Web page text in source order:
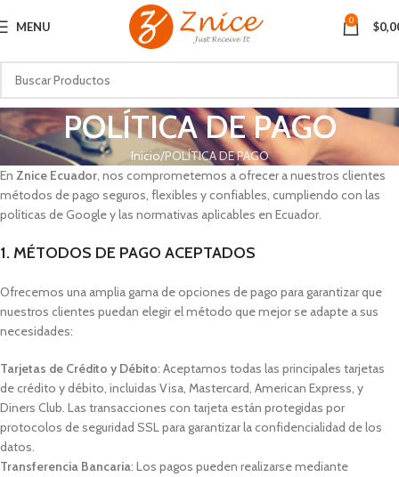
MENU 0 $
POLÍTICA DE PAGO
Inicio POLÍTICA DE PAGO
En Znice Ecuador, nos comprometemos a ofrecer a nuestros clientes
métodos de pago seguros, flexibles y confiables, cumpliendo con las
políticas de Google y las normativas aplicables en Ecuador.
1. MÉTODOS DE PAGO ACEPTADOS
Ofrecemos una amplia gama de opciones de pago para garantizar que
nuestros clientes puedan elegir el método que mejor se adapte a sus
necesidades:
Tarjetas de Crédito y Débito: Aceptamos todas las principales tarjetas
de crédito y débito, incluidas Visa, Mastercard, American Express, y
Diners Club. Las transacciones con tarjeta están protegidas por
protocolos de seguridad SSL para garantizar la confidencialidad de los
datos.
Transferencia Bancaria: Los pagos pueden realizarse mediante